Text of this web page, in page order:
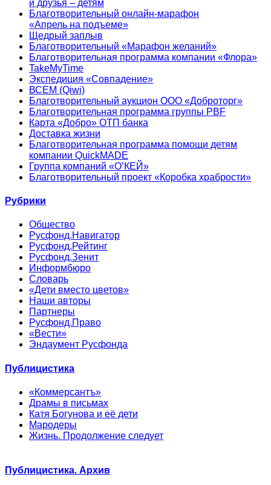
и друзья – детям
Благотворительный онлайн‑марафон
«Апрель на подъеме»
Щедрый заплыв
Благотворительный «Марафон желаний»
Благотворительная программа компании «Флора»
TakeMyTime
Экспедиция «Совпадение»
ВСЕМ (Qiwi)
Благотворительный аукцион ООО «Доброторг»
Благотворительная программа группы PBF
Карта «Добро» ОТП банка
Доставка жизни
Благотворительная программа помощи детям
компании QuickMADE
Группа компаний «О’КЕЙ»
Благотворительный проект «Коробка храбрости»
Рубрики
Общество
Русфонд.Навигатор
Русфонд.Рейтинг
Русфонд.Зенит
Информбюро
Словарь
«Дети вместо цветов»
Наши авторы
Партнеры
Русфонд.Право
«Вести»
Эндаумент Русфонда
Публицистика
«Коммерсантъ»
Драмы в письмах
Катя Богунова и её дети
Мародеры
Жизнь. Продолжение следует
Публицистика. Архив